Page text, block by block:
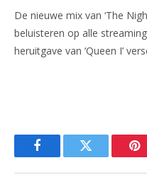
De nieuwe mix van ‘The
beluisteren op alle
heruitgave van ‘Queen I’
FacebookTwitter